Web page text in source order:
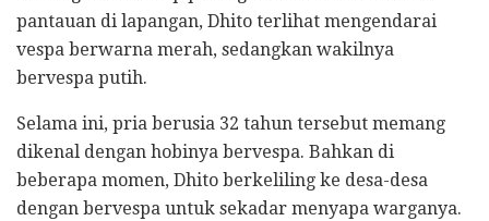
pantauan di lapangan, Dhito terlihat mengendarai
vespa berwarna merah, sedangkan wakilnya
bervespa putih.
Selama ini, pria berusia 32 tahun tersebut memang
dikenal dengan hobinya bervespa. Bahkan di
beberapa momen, Dhito berkeliling ke desa-desa
dengan bervespa untuk sekadar menyapa warganya.